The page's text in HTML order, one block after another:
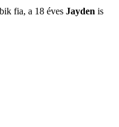
fia, a 18 éves Jayden is